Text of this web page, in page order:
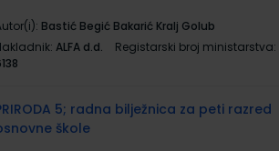
Bastić Begić Bakarić Kralj Golub
ALFA d.d.
Registarski broj ministarstva:
5; radna bilježnica za peti razred
škole